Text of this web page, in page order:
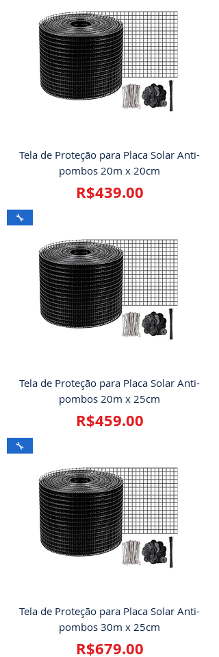
Tela de Proteção para Placa Solar Anti-
pombos 20m x 20cm
Price
R$439.00
🔧
Tela de Proteção para Placa Solar Anti-
pombos 20m x 25cm
Price
R$459.00
🔧
Tela de Proteção para Placa Solar Anti-
pombos 30m x 25cm
Price
R$679.00